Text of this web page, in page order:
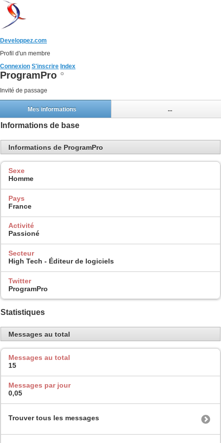
Developpez.com
Profil d'un membre
Connexion S'inscrire Index
ProgramPro
Invité de passage
Mes informations ...
Informations de base
Informations de ProgramPro
Sexe
Homme
Pays
France
Activité
Passioné
Secteur
High Tech - Éditeur de logiciels
Twitter
ProgramPro
Statistiques
Messages au total
Messages au total
15
Messages par jour
0,05
Trouver tous les messages